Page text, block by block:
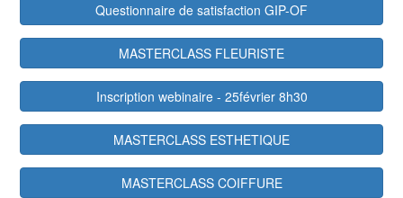
Questionnaire de satisfaction GIP-OF
MASTERCLASS FLEURISTE
Inscription webinaire - 25février 8h30
MASTERCLASS ESTHETIQUE
MASTERCLASS COIFFURE